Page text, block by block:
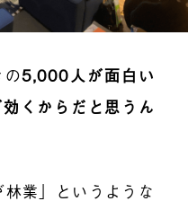
の5,000人が面白い
くからだと思うん
業」というような